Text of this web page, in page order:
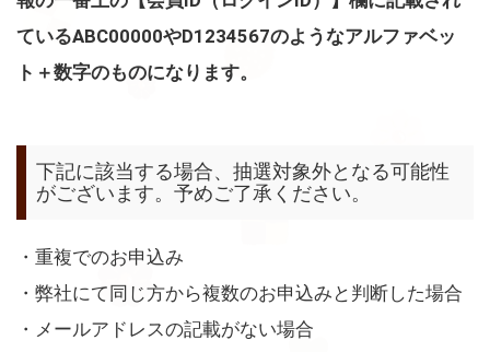
ているABC00000やD1234567のようなアルファベッ
ト＋数字のものになります。
下記に該当する場合、抽選対象外となる可能性
がございます。予めご了承ください。
・重複でのお申込み
・弊社にて同じ方から複数のお申込みと判断した場合
・メールアドレスの記載がない場合